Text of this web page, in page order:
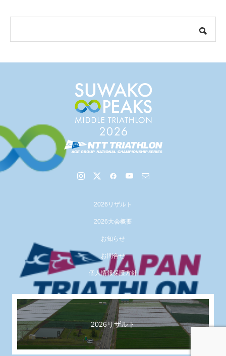
【会議報告】諏訪地域６市町村連絡会議を開催しました
【イベント報告】Luminaオンラインガイドツアーが開催
されました
2026リザルト
2026大会概要
お知らせ
お問合せ
個人情報保護方針
2026リザルト